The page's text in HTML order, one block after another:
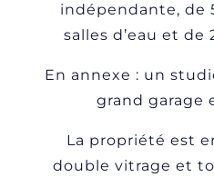
indépendante, de
salles d’eau et de
En annexe : un
grand garage
La propriété est
double vitrage et